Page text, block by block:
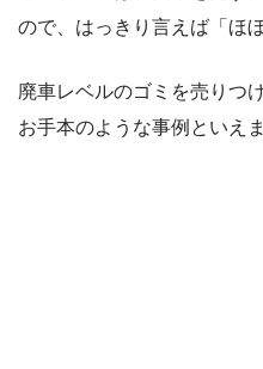
ので、はっきり言えば「ほ
廃車レベルのゴミを売りつ
お手本のような事例といえま